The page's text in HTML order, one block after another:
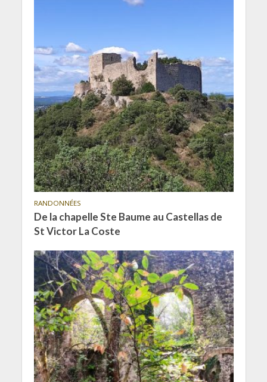
RANDONNÉES
De la chapelle Ste Baume au Castellas de
St Victor La Coste